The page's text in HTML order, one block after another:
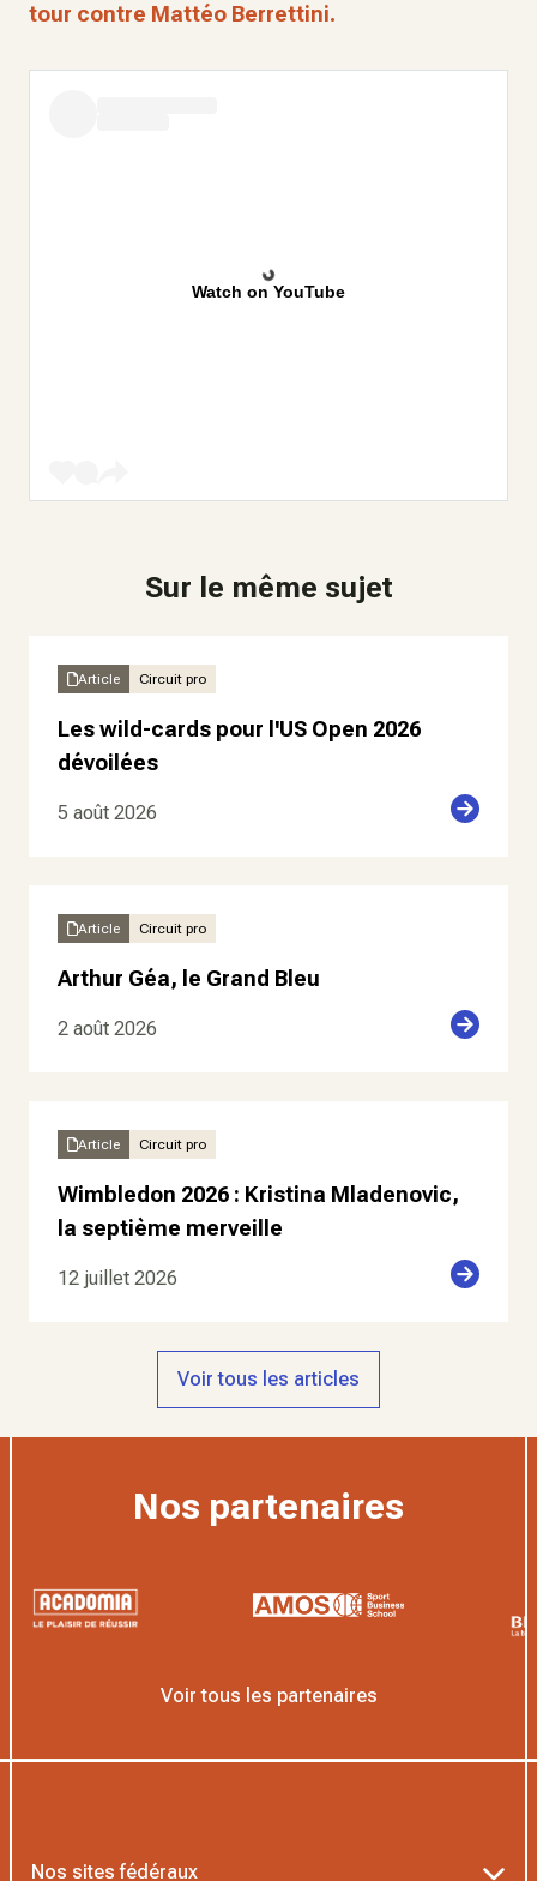
tour contre Mattéo Berrettini.
Watch on YouTube
Sur le même sujet
Article Circuit pro
Les wild-cards pour l'US Open 2026
dévoilées
5 août 2026
Article Circuit pro
Arthur Géa, le Grand Bleu
2 août 2026
Article Circuit pro
Wimbledon 2026 : Kristina Mladenovic,
la septième merveille
12 juillet 2026
Voir tous les articles
Nos partenaires
Voir tous les partenaires
Nos sites fédéraux